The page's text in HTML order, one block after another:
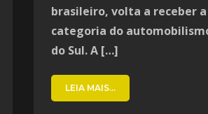
brasileiro, volta a receber
categoria do
do Sul. A […]
LEIA MAIS...